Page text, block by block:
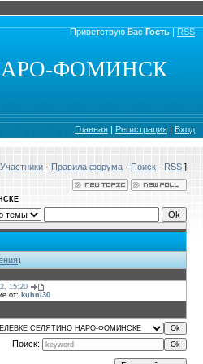
Приветствую Вас Гость | RSS
ФОМИНСК
Главная | Регистрация | Вход
Участники · Правила форума · Поиск · RSS ]
↓
15:20
от: kuhni30
Поиск: